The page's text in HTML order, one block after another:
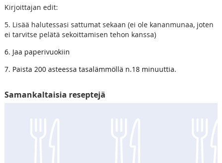
Kirjoittajan edit:
5. Lisää halutessasi sattumat sekaan (ei ole kananmunaa, joten
ei tarvitse pelätä sekoittamisen tehon kanssa)
6. Jaa paperivuokiin
7. Paista 200 asteessa tasalämmöllä n.18 minuuttia.
Samankaltaisia reseptejä